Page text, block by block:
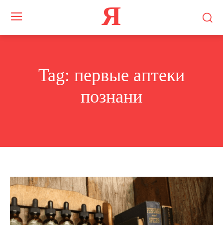
Я
Tag: первые аптеки
познани